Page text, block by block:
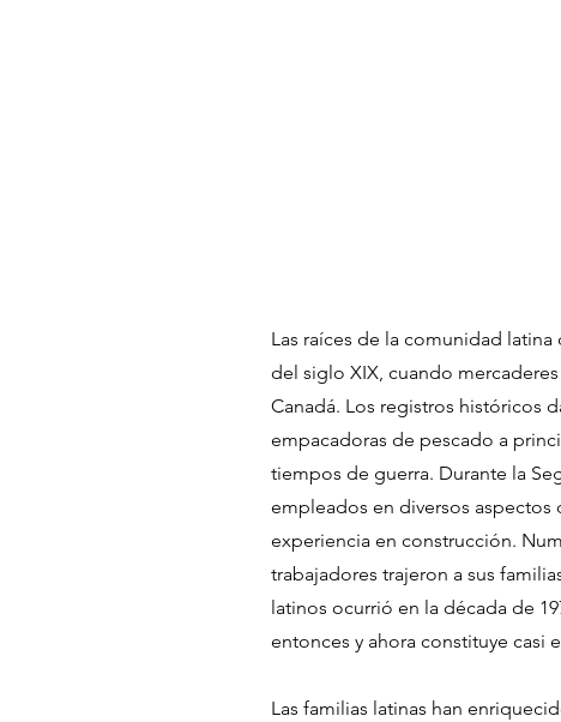
Las raíces de la comunidad
del siglo XIX, cuando
Canadá. Los registros históricos
empacadoras de pescado a
tiempos de guerra. Durante la
empleados en diversos aspectos
experiencia en construcción.
trabajadores trajeron a sus
latinos ocurrió en la década de
entonces y ahora constituye casi
Las familias latinas han